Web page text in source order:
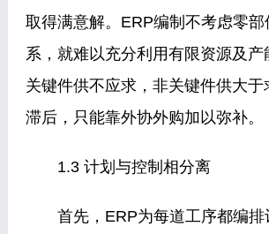
取得满意解。ERP编制不考虑零部
系，就难以充分利用有限资源及产
关键件供不应求，非关键件供大于
滞后，只能靠外协外购加以弥补。
1.3 计划与控制相分离
首先，ERP为每道工序都编排